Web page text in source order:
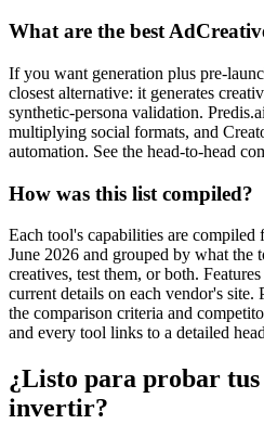
What are the best
If you want generation plus pre-
closest alternative: it generates
synthetic-persona validation.
multiplying social formats, and
automation. See the head-to-head
How was this list compiled?
Each tool's capabilities are
June 2026 and grouped by what the
creatives, test them, or both.
current details on each vendor's site.
the comparison criteria and
and every tool links to a detailed
¿Listo para probar tus
invertir?